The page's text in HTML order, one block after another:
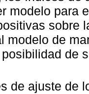
modelo para
sobre
modelo de
de
de ajuste de